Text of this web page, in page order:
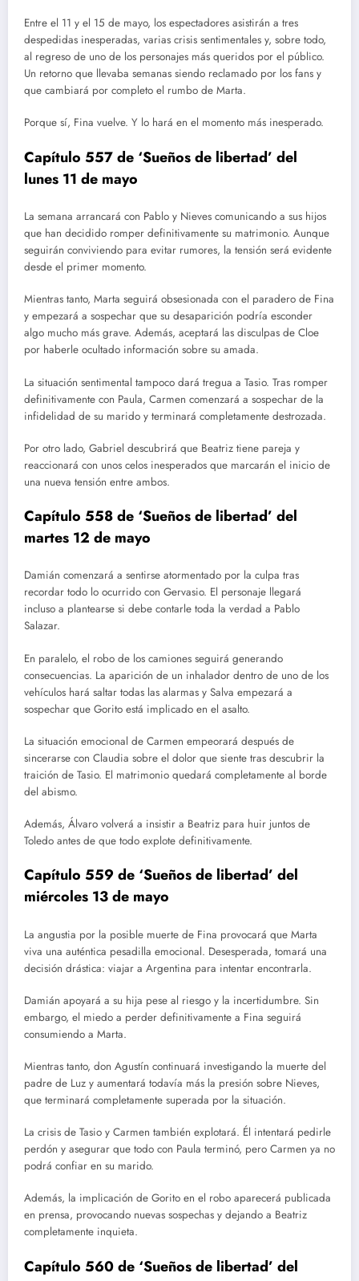
Entre el 11 y el 15 de mayo, los espectadores asistirán a tres
despedidas inesperadas, varias crisis sentimentales y, sobre todo,
al regreso de uno de los personajes más queridos por el público.
Un retorno que llevaba semanas siendo reclamado por los fans y
que cambiará por completo el rumbo de Marta.
Porque sí, Fina vuelve. Y lo hará en el momento más inesperado.
Capítulo 557 de ‘Sueños de libertad’ del
lunes 11 de mayo
La semana arrancará con Pablo y Nieves comunicando a sus hijos
que han decidido romper definitivamente su matrimonio. Aunque
seguirán conviviendo para evitar rumores, la tensión será evidente
desde el primer momento.
Mientras tanto, Marta seguirá obsesionada con el paradero de Fina
y empezará a sospechar que su desaparición podría esconder
algo mucho más grave. Además, aceptará las disculpas de Cloe
por haberle ocultado información sobre su amada.
La situación sentimental tampoco dará tregua a Tasio. Tras romper
definitivamente con Paula, Carmen comenzará a sospechar de la
infidelidad de su marido y terminará completamente destrozada.
Por otro lado, Gabriel descubrirá que Beatriz tiene pareja y
reaccionará con unos celos inesperados que marcarán el inicio de
una nueva tensión entre ambos.
Capítulo 558 de ‘Sueños de libertad’ del
martes 12 de mayo
Damián comenzará a sentirse atormentado por la culpa tras
recordar todo lo ocurrido con Gervasio. El personaje llegará
incluso a plantearse si debe contarle toda la verdad a Pablo
Salazar.
En paralelo, el robo de los camiones seguirá generando
consecuencias. La aparición de un inhalador dentro de uno de los
vehículos hará saltar todas las alarmas y Salva empezará a
sospechar que Gorito está implicado en el asalto.
La situación emocional de Carmen empeorará después de
sincerarse con Claudia sobre el dolor que siente tras descubrir la
traición de Tasio. El matrimonio quedará completamente al borde
del abismo.
Además, Álvaro volverá a insistir a Beatriz para huir juntos de
Toledo antes de que todo explote definitivamente.
Capítulo 559 de ‘Sueños de libertad’ del
miércoles 13 de mayo
La angustia por la posible muerte de Fina provocará que Marta
viva una auténtica pesadilla emocional. Desesperada, tomará una
decisión drástica: viajar a Argentina para intentar encontrarla.
Damián apoyará a su hija pese al riesgo y la incertidumbre. Sin
embargo, el miedo a perder definitivamente a Fina seguirá
consumiendo a Marta.
Mientras tanto, don Agustín continuará investigando la muerte del
padre de Luz y aumentará todavía más la presión sobre Nieves,
que terminará completamente superada por la situación.
La crisis de Tasio y Carmen también explotará. Él intentará pedirle
perdón y asegurar que todo con Paula terminó, pero Carmen ya no
podrá confiar en su marido.
Además, la implicación de Gorito en el robo aparecerá publicada
en prensa, provocando nuevas sospechas y dejando a Beatriz
completamente inquieta.
Capítulo 560 de ‘Sueños de libertad’ del